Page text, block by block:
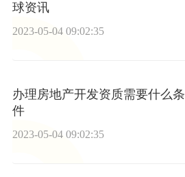
球资讯
2023-05-04 09:02:35
办理房地产开发资质需要什么条
件
2023-05-04 09:02:35